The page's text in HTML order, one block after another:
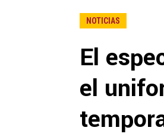
NOTICIAS
El
el